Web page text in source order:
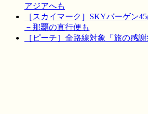
アジアへも
［スカイマーク］SKYバーゲン
－那覇の直行便も
［ピーチ］全路線対象「旅の感